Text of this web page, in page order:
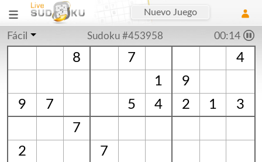
Nuevo Juego
Fácil Sudoku #453958 00:14
8 7
4
1
9
9
7 5 4 2 1
3
7
2
7